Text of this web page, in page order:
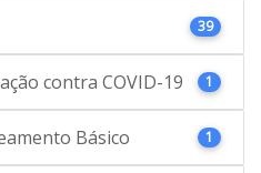
39
contra COVID-19 1
Básico 1